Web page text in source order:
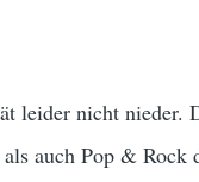
leider nicht nieder.
auch Pop & Rock